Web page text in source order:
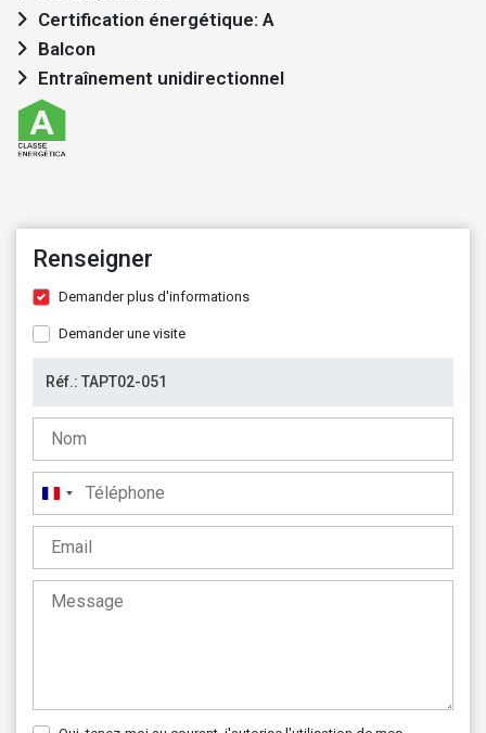
Certification énergétique: A
Balcon
Entraînement unidirectionnel
Renseigner
Demander plus d'informations
Demander une visite
France
+33